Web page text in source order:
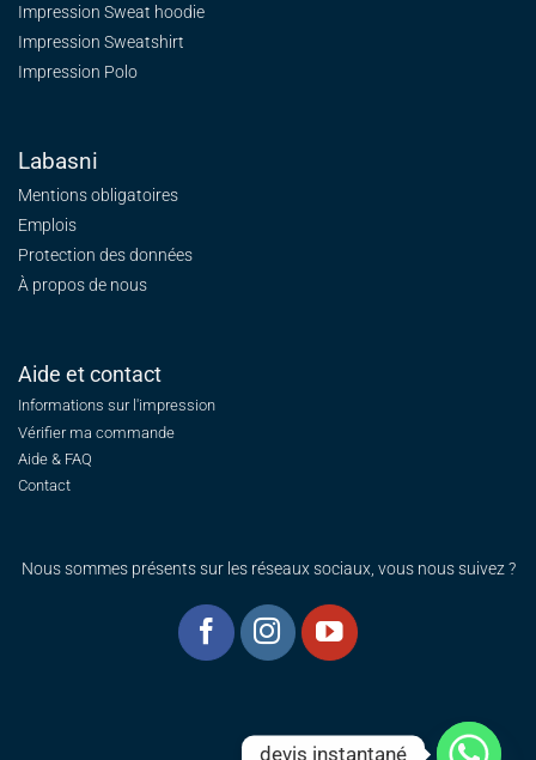
Impression Sweat hoodie
Impression Sweatshirt
Impression Polo
Labasni
Mentions obligatoires
Emplois
Protection des données
À propos de nous
Aide et contact
Informations sur l'impression
Vérifier ma commande
Aide & FAQ
Contact
Nous sommes présents sur les réseaux sociaux, vous nous suivez ?
devis instantané